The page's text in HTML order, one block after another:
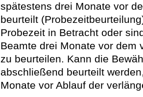
spätestens drei Monate vor
beurteilt
Probezeit in Betracht oder
Beamte drei Monate vor dem
zu beurteilen. Kann die
abschließend beurteilt
Monate vor Ablauf der